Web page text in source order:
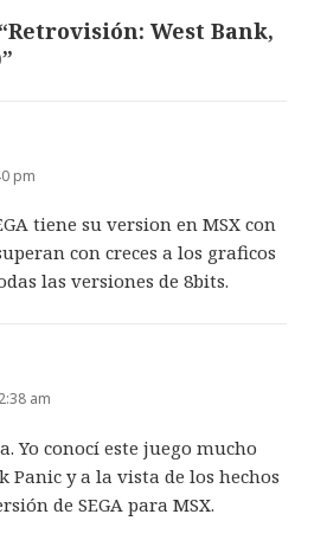
West Bank,
pm
tiene su version en MSX con
con creces a los graficos
las versiones de 8bits.
am
Yo conocí este juego mucho
Panic y a la vista de los hechos
de SEGA para MSX.